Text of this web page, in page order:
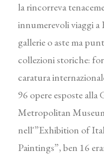
la rincorreva
innumerevoli viaggi a
gallerie o aste ma
collezioni storiche:
caratura
96 opere esposte alla
Metropolitan
nell'”Exhibition of
Paintings”, ben 16